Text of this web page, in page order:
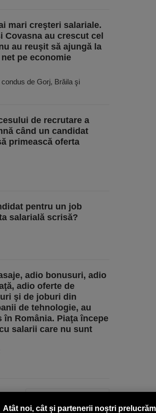
mari creşteri salariale.
au crescut cel
au reuşit să ajungă la
pe economie
de Gorj, Brăila şi
de recrutare a
când un candidat
primească oferta
pentru un job
salarială scrisă?
adio bonusuri, adio
adio oferte de
şi de joburi din
de tehnologie, au
România. Piaţa începe
salarii care nu sunt
Atât noi, cât și partenerii noștri